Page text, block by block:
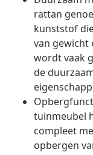
rattan
kunststof
van gewicht
wordt vaak
de
tuinmeubel
compleet
opbergen